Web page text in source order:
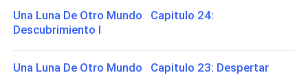
Una Luna De Otro Mundo Capitulo 24:
Descubrimiento I
Una Luna De Otro Mundo Capitulo 23: Despertar